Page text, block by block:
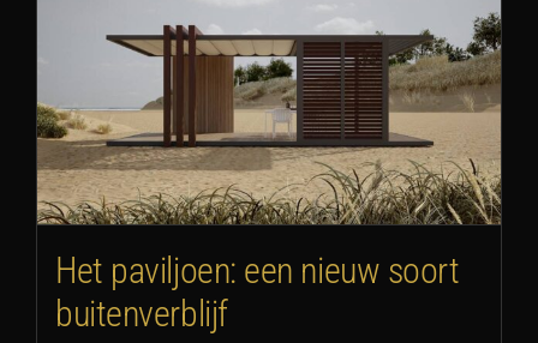
Het paviljoen: een nieuw soort
buitenverblijf